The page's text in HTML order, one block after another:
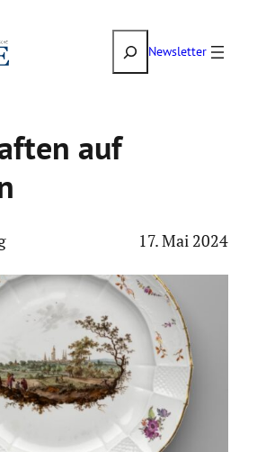
SuchenNewsletter
auf
17. Mai 2024